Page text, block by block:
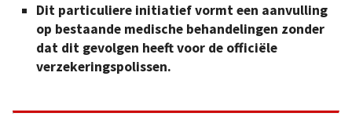
Dit particuliere initiatief vormt een aanvulling
op bestaande medische behandelingen zonder
dat dit gevolgen heeft voor de officiële
verzekeringspolissen.